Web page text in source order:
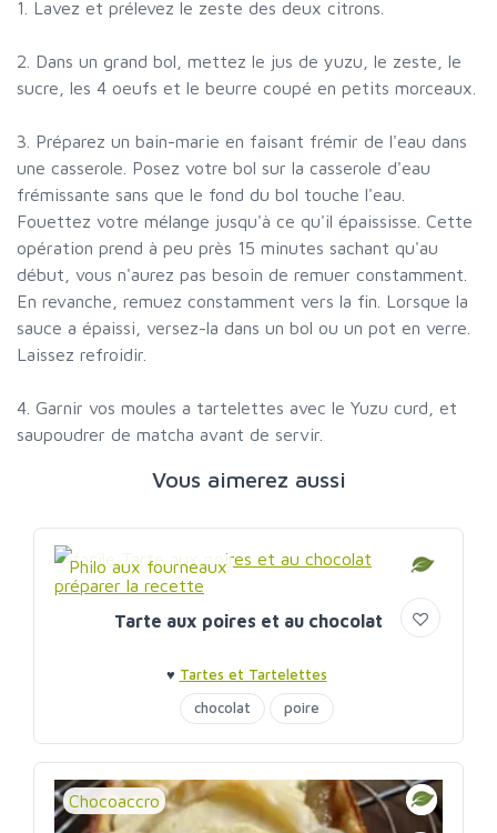
1. Lavez et prélevez le zeste des deux citrons.
2. Dans un grand bol, mettez le jus de yuzu, le zeste, le
sucre, les 4 oeufs et le beurre coupé en petits morceaux.
3. Préparez un bain-marie en faisant frémir de l'eau dans
une casserole. Posez votre bol sur la casserole d'eau
frémissante sans que le fond du bol touche l'eau.
Fouettez votre mélange jusqu'à ce qu'il épaississe. Cette
opération prend à peu près 15 minutes sachant qu'au
début, vous n'aurez pas besoin de remuer constamment.
En revanche, remuez constamment vers la fin. Lorsque la
sauce a épaissi, versez-la dans un bol ou un pot en verre.
Laissez refroidir.
4. Garnir vos moules a tartelettes avec le Yuzu curd, et
saupoudrer de matcha avant de servir.
Vous aimerez aussi
Philo aux fourneaux
Tarte aux poires et au chocolat
♥ Tartes et Tartelettes
chocolat
poire
Chocoaccro